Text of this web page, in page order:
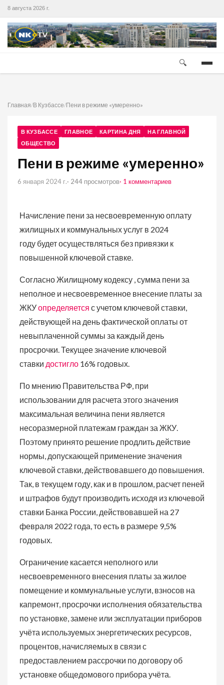
8 августа 2026 г.
🔍
Главная/В Кузбассе/Пени в режиме «умеренно»
В КУЗБАССЕ ГЛАВНОЕ КАРТИНА ДНЯ
НА ГЛАВНОЙ
ОБЩЕСТВО
Пени в режиме «умеренно»
6 января 2024 г.· 244 просмотров· 1 комментариев
Начисление пени за несвоевременную оплату
жилищных и коммунальных услуг в 2024
году будет осуществляться без привязки к
повышенной ключевой ставке.
Согласно Жилищному кодексу , сумма пени за
неполное и несвоевременное внесение платы за
ЖКУопределяется с учетом ключевой ставки,
действующей на день фактической оплаты от
невыплаченной суммы за каждый день
просрочки. Текущее значение ключевой
ставки достигло 16% годовых.
По мнению Правительства РФ, при
использовании для расчета этого значения
максимальная величина пени является
несоразмерной платежам граждан за ЖКУ.
Поэтому принято решение продлить действие
нормы, допускающей применение значения
ключевой ставки, действовавшего до повышения.
Так, в текущем году, как и в прошлом, расчет пеней
и штрафов будут производить исходя из ключевой
ставки Банка России, действовавшей на 27
февраля 2022 года, то есть в размере 9,5%
годовых.
Ограничение касается неполного или
несвоевременного внесения платы за жилое
помещение и коммунальные услуги, взносов на
капремонт, просрочки исполнения обязательства
по установке, замене или эксплуатации приборов
учёта используемых энергетических ресурсов,
процентов, начисляемых в связи с
предоставлением рассрочки по договору об
установке общедомового прибора учёта.